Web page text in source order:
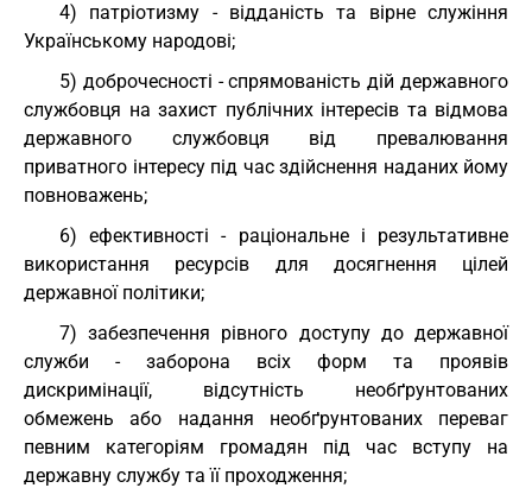
4) патріотизму - відданість та вірне служіння
Українському народові;
5) доброчесності - спрямованість дій державного
службовця на захист публічних інтересів та відмова
державного службовця від превалювання
приватного інтересу під час здійснення наданих йому
повноважень;
6) ефективності - раціональне і результативне
використання ресурсів для досягнення цілей
державної політики;
7) забезпечення рівного доступу до державної
служби - заборона всіх форм та проявів
дискримінації, відсутність необґрунтованих
обмежень або надання необґрунтованих переваг
певним категоріям громадян під час вступу на
державну службу та її проходження;